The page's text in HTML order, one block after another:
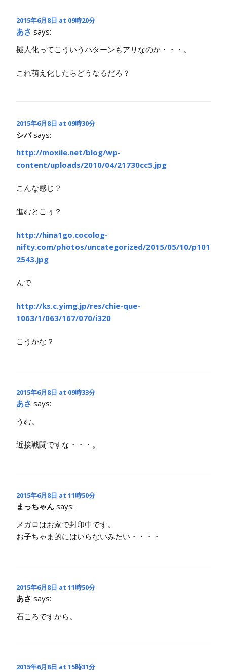
2015年6月8日 at 09時20分
あさ says:
擬人化ってこういうパターンもアリなのか・・・。
これ萌え化したらどうなるだろ？
2015年6月8日 at 09時30分
シバ says:
http://moxile.net/blog/wp-
content/uploads/2010/04/21730cc5.jpg
こんな感じ？
進むとこぅ？
http://hina1go.cocolog-
nifty.com/photos/uncategorized/2015/05/10/p101
2543.jpg
んで
http://ks.c.yimg.jp/res/chie-que-
1063/1/063/167/070/i320
こうかな？
2015年6月8日 at 09時33分
あさ says:
うむ。
近接戦闘ですな・・・。
2015年6月8日 at 11時50分
まっちゃん says:
メガロはお家で封印中です。
お子ちゃま的にはいらないみたい・・・・
2015年6月8日 at 11時50分
あさ says:
石ころですから。
2015年6月8日 at 15時31分